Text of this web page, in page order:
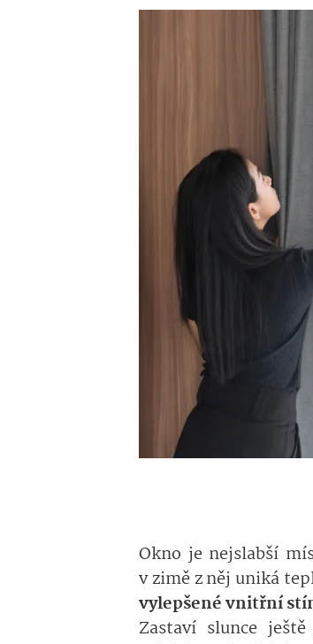
Okno je nejslabší
v zimě z něj uniká
vylepšené vnitřní
Zastaví slunce